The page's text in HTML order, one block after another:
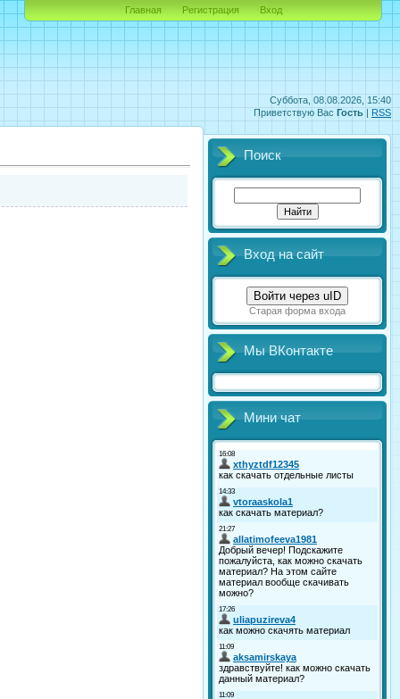
Суббота, 08.08.2026, 15:40
Приветствую Вас Гость | RSS
Главная Регистрация Вход
Поиск
Вход на сайт
Войти через uID
Старая форма входа
Мы ВКонтакте
Мини чат